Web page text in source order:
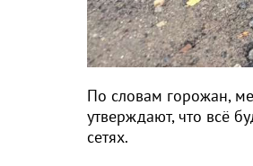
По словам горожан,
утверждают, что всё
сетях.